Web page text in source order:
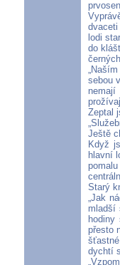
lodi
do
sebou
Zeptal
Ještě
Když
hlavní
Starý
„Jak
mladší
přesto
dychtí